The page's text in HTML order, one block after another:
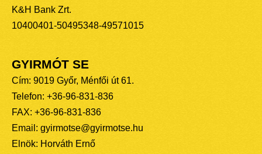
K&H Bank Zrt.
10400401-50495348-49571015
GYIRMÓT SE
Cím: 9019 Győr, Ménfői út 61.
Telefon: +36-96-831-836
FAX: +36-96-831-836
Email: gyirmotse@gyirmotse.hu
Elnök: Horváth Ernő